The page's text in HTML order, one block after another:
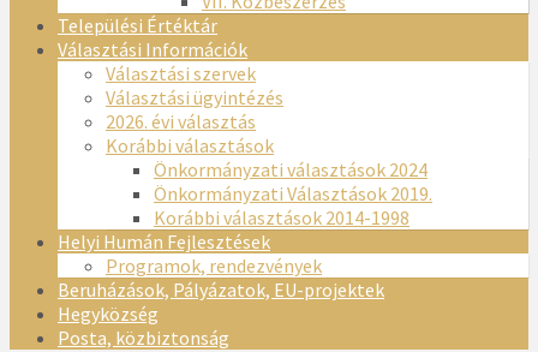
Települési Értéktár
Választási Információk
Választási szervek
Választási ügyintézés
2026. évi választás
Korábbi választások
Önkormányzati választások 2024
Önkormányzati Választások 2019.
Korábbi választások 2014-1998
Helyi Humán Fejlesztések
Programok, rendezvények
Beruházások, Pályázatok, EU-projektek
Hegyközség
Posta, közbiztonság